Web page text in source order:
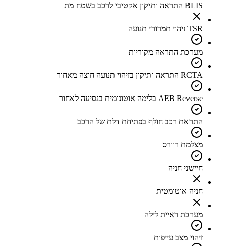
BLIS התראה ותיקון אקטיבי לרכב בשטח מת
TSR זיהוי תמרורי תנועה
מערכת התראה מקוריות
RCTA התראה ותיקון בזיהוי תנועה חוצה מאחור
AEB Reverse בלימה אוטונומית בנסיעה לאחור
התראת רכב חולף בפתיחת דלת של הרכב
מצלמת רוורס
חיישני חניה
חניה אוטומטית
מערכת ראיית לילה
זיהוי מצב עייפות